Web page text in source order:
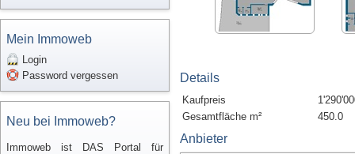
Mein Immoweb
Login
Password vergessen
Neu bei Immoweb?
Immoweb ist DAS Portal für
Details
Kaufpreis
Gesamtfläche m²
450.0
Anbieter